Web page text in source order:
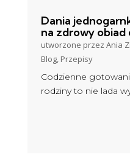
Dania
na zdrowy obiad
utworzone przezAnia
Blog, Przepisy
Codzienne
rodziny to nie lada